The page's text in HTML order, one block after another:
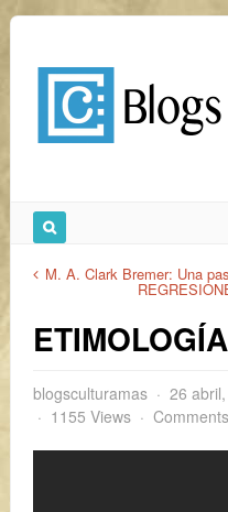
M. A. Clark Bremer: Una
blogsculturamas 26
1155 Views